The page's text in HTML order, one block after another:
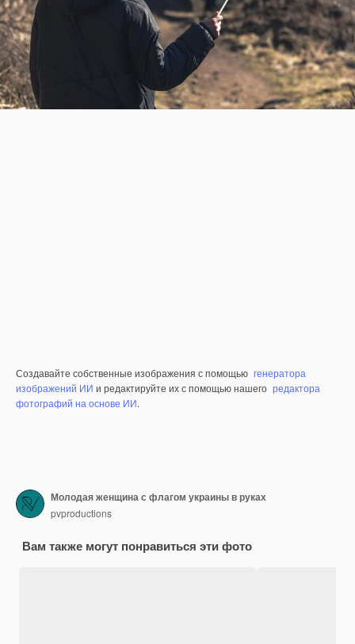
Создавайте собственные изображения с помощью генератора
изображений ИИ и редактируйте их с помощью нашего редактора
фотографий на основе ИИ.
Молодая женщина с флагом украины в руках
pvproductions
Вам также могут понравиться эти фото